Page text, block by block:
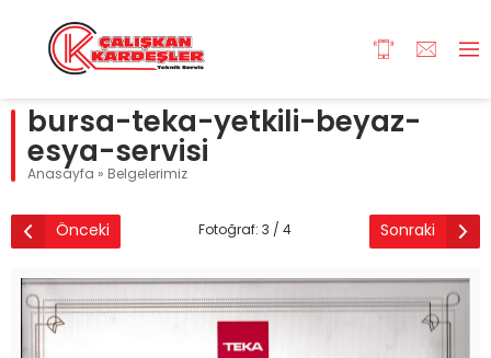
bursa-teka-yetkili-beyaz-
esya-servisi
Anasayfa » Belgelerimiz
Önceki Fotoğraf: 3 / 4 Sonraki